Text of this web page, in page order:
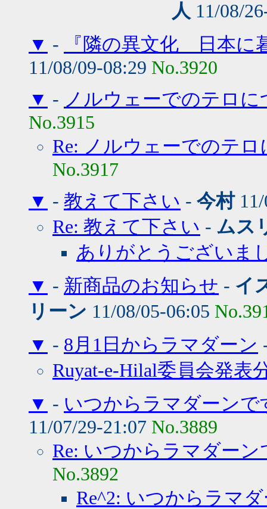
人 11/08/
▼ -
『隣の異文化 日本に
11/08/09-08:29 No.3920
▼ - ノルウェーでのテロに
No.3915
Re: ノルウェーでのテ
No.3917
▼ - 教えて下さい - 今村11/
Re: 教えて下さい - ムス
ありがとうございま
▼ - 新商品のお知らせ - イ
リーン 11/08/05-06:05
▼ - 8月1日からラマダーン
Ruyat-e-Hilal委員会発表
▼ - いつからラマダーンで
11/07/29-21:07 No.3889
Re: いつからラマダーン
No.3892
Re^2: いつからラマ